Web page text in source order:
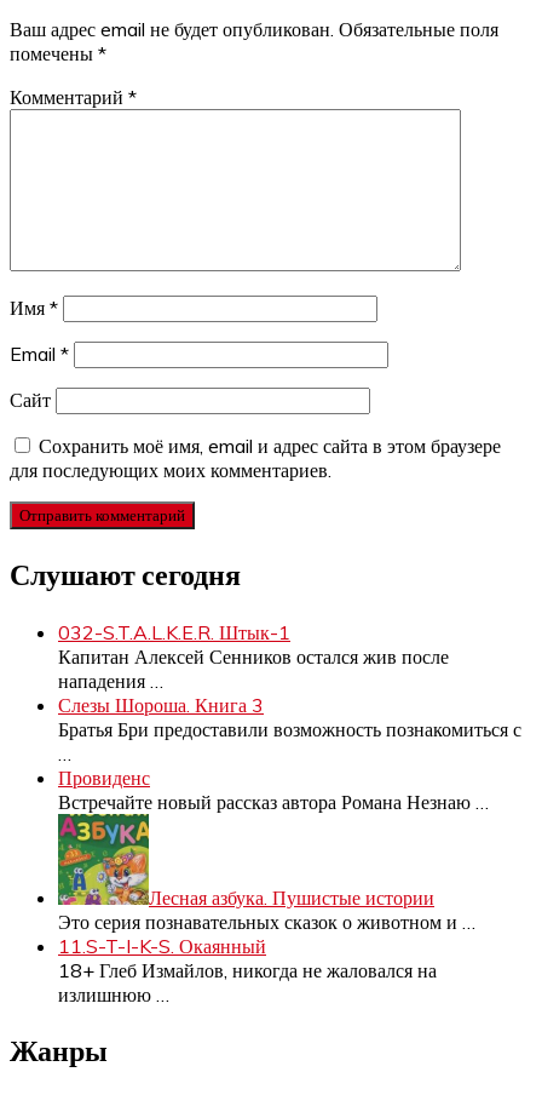
Ваш адрес email не будет опубликован. Обязательные поля
помечены *
Комментарий *
Имя *
Email *
Сайт
Сохранить моё имя, email и адрес сайта в этом браузере
для последующих моих комментариев.
Слушают сегодня
032-S.T.A.L.K.E.R. Штык-1
Капитан Алексей Сенников остался жив после
нападения
Слезы Шороша. Книга 3
Братья Бри предоставили возможность познакомиться с
Провиденс
Встречайте новый рассказ автора Романа Незнаю
Лесная азбука. Пушистые истории
Это серия познавательных сказок о животном и
11.S-T-I-K-S. Окаянный
18+ Глеб Измайлов, никогда не жаловался на
излишнюю
Жанры